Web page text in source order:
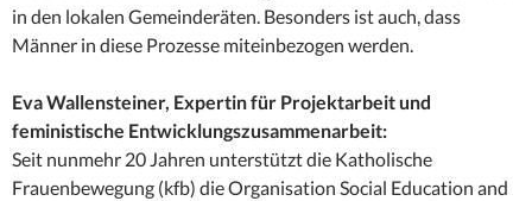
in den lokalen Gemeinderäten. Besonders ist auch, dass
Männer in diese Prozesse miteinbezogen werden.
Eva Wallensteiner, Expertin für Projektarbeit und
feministische Entwicklungszusammenarbeit:
Seit nunmehr 20 Jahren unterstützt die Katholische
Frauenbewegung (kfb) die Organisation Social Education and